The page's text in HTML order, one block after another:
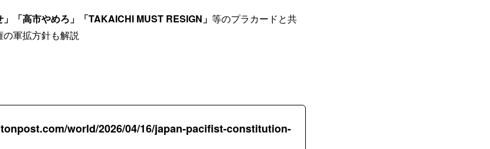
」「高市やめろ」「TAKAICHI MUST RESIGN」 等のプラカードと共
軍拡方針も解説
world/2026/04/16/japan-pacifist-constitution-